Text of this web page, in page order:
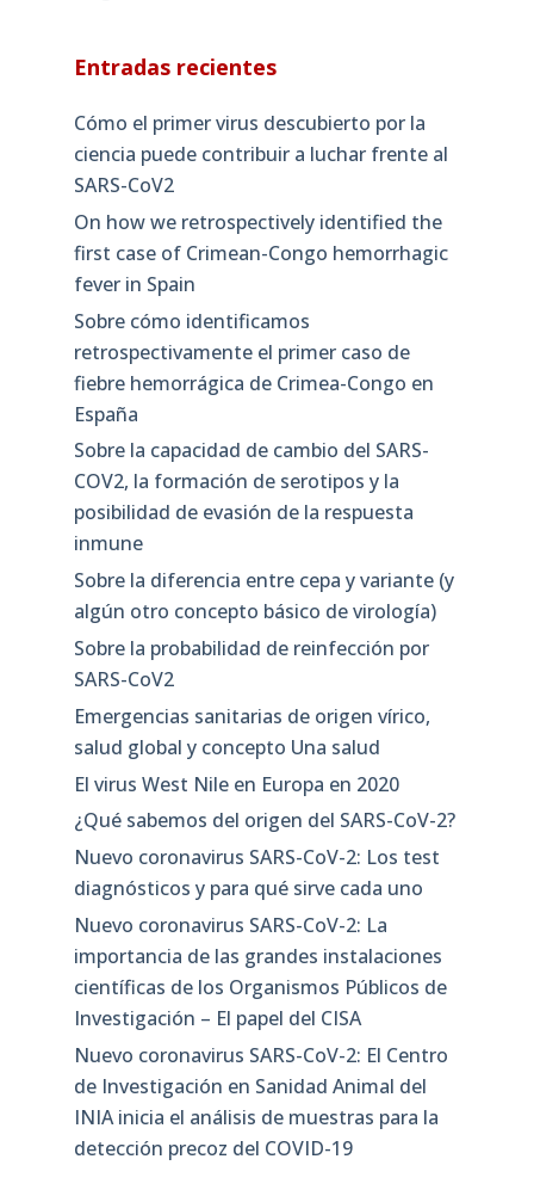
Entradas recientes
Cómo el primer virus descubierto por la
ciencia puede contribuir a luchar frente al
SARS-CoV2
On how we retrospectively identified the
first case of Crimean-Congo hemorrhagic
fever in Spain
Sobre cómo identificamos
retrospectivamente el primer caso de
fiebre hemorrágica de Crimea-Congo en
España
Sobre la capacidad de cambio del SARS-
COV2, la formación de serotipos y la
posibilidad de evasión de la respuesta
inmune
Sobre la diferencia entre cepa y variante (y
algún otro concepto básico de virología)
Sobre la probabilidad de reinfección por
SARS-CoV2
Emergencias sanitarias de origen vírico,
salud global y concepto Una salud
El virus West Nile en Europa en 2020
¿Qué sabemos del origen del SARS-CoV-2?
Nuevo coronavirus SARS-CoV-2: Los test
diagnósticos y para qué sirve cada uno
Nuevo coronavirus SARS-CoV-2: La
importancia de las grandes instalaciones
científicas de los Organismos Públicos de
Investigación – El papel del CISA
Nuevo coronavirus SARS-CoV-2: El Centro
de Investigación en Sanidad Animal del
INIA inicia el análisis de muestras para la
detección precoz del COVID-19